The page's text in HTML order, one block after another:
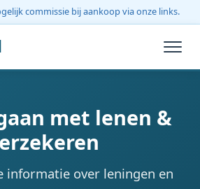
commissie bij aankoop via onze links.
met lenen &
informatie over leningen en